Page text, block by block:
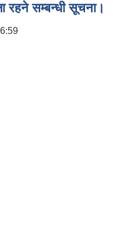
रहने सम्बन्धी सूचना।